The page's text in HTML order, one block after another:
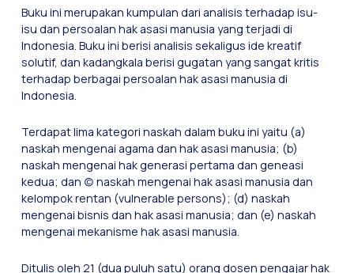
Buku ini merupakan kumpulan dari analisis terhadap isu-
isu dan persoalan hak asasi manusia yang terjadi di
Indonesia. Buku ini berisi analisis sekaligus ide kreatif
solutif, dan kadangkala berisi gugatan yang sangat kritis
terhadap berbagai persoalan hak asasi manusia di
Indonesia.
Terdapat lima kategori naskah dalam buku ini yaitu (a)
naskah mengenai agama dan hak asasi manusia; (b)
naskah mengenai hak generasi pertama dan geneasi
kedua; dan (c) naskah mengenai hak asasi manusia dan
kelompok rentan (vulnerable persons); (d) naskah
mengenai bisnis dan hak asasi manusia; dan (e) naskah
mengenai mekanisme hak asasi manusia.
Ditulis oleh 21 (dua puluh satu) orang dosen pengajar hak